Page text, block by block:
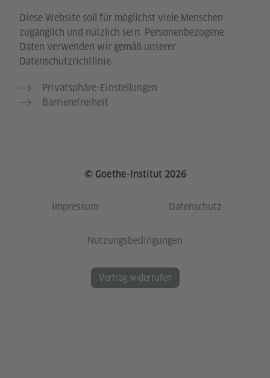
Diese Website soll für möglichst viele Menschen
zugänglich und nützlich sein. Personenbezogene
Daten verwenden wir gemäß unserer
Datenschutzrichtlinie.
Privatsphäre-Einstellungen
Barrierefreiheit
© Goethe-Institut 2026
Impressum Datenschutz
Nutzungsbedingungen
Vertrag widerrufen